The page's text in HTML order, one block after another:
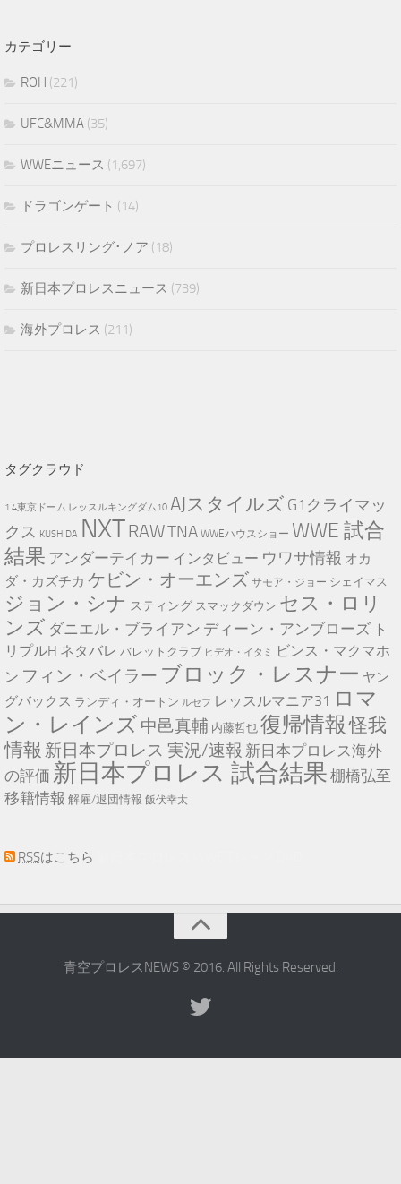
カテゴリー
ROH (221)
UFC&MMA (35)
WWEニュース (1,697)
ドラゴンゲート (14)
プロレスリング･ノア (18)
新日本プロレスニュース (739)
海外プロレス (211)
タグクラウド
1.4東京ドーム レッスルキングダム10 AJスタイルズ G1クライマッ
クス KUSHIDA NXTRAWTNA WWEハウスショー WWE 試合
結果 アンダーテイカー インタビュー ウワサ情報 オカ
ダ・カズチカ ケビン・オーエンズ サモア・ジョー シェイマス
ジョン・シナ スティング スマックダウン セス・ロリ
ンズ ダニエル・ブライアン ディーン・アンブローズ ト
リプルH ネタバレ バレットクラブ ヒデオ・イタミ
ビンス・マクマホ
ン フィン・ベイラー ブロック・レスナー ヤン
グバックス ランディ・オートン ルセフ レッスルマニア31 ロマ
ン・レインズ 中邑真輔 内藤哲也 復帰情報 怪我
情報 新日本プロレス 実況/速報 新日本プロレス海外
の評価 新日本プロレス 試合結果 棚橋弘至
移籍情報 解雇/退団情報 飯伏幸太
RSSはこちら
青空プロレスNEWS © 2016. All Rights Reserved.